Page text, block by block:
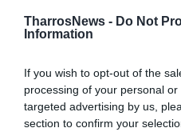
TharrosNews - Do Not
Information
If you wish to opt-out of the
processing of your personal
targeted advertising by us,
section to confirm your